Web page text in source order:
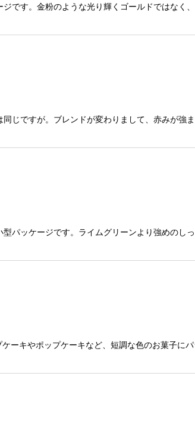
です。金粉のような光り輝くゴールドではなく
じですが。ブレンドが変わりまして、赤みが強
パッケージです。ライムグリーンより強めのし
キやポップケーキなど、短調な色のお菓子に